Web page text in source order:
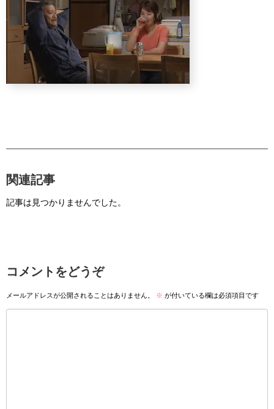
関連記事
記事は見つかりませんでした。
コメントをどうぞ
メールアドレスが公開されることはありません。 ※ が付いている欄は必須項目です